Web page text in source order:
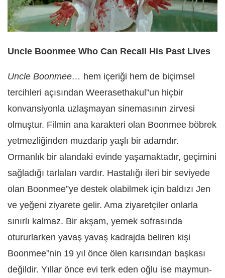
Uncle Boonmee Who Can Recall His Past Lives
Uncle Boonmee… hem içeriği hem de biçimsel
tercihleri açısından Weerasethakul”un hiçbir
konvansiyonla uzlaşmayan sinemasının zirvesi
olmuştur. Filmin ana karakteri olan Boonmee böbrek
yetmezliğinden muzdarip yaşlı bir adamdır.
Ormanlık bir alandaki evinde yaşamaktadır, geçimini
sağladığı tarlaları vardır. Hastalığı ileri bir seviyede
olan Boonmee”ye destek olabilmek için baldızı Jen
ve yeğeni ziyarete gelir. Ama ziyaretçiler onlarla
sınırlı kalmaz. Bir akşam, yemek sofrasında
otururlarken yavaş yavaş kadrajda beliren kişi
Boonmee”nin 19 yıl önce ölen karısından başkası
değildir. Yıllar önce evi terk eden oğlu ise maymun-